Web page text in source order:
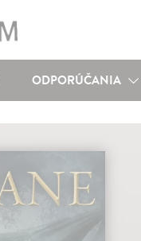
ODPORÚČANIA